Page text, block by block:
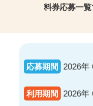
料券応募一覧
応募期間 2026年
利用期間 2026年